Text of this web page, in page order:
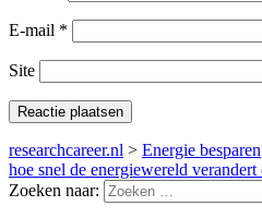
E-mail *
Site
researchcareer.nl > Energie besparen
hoe snel de energiewereld
Zoeken naar: